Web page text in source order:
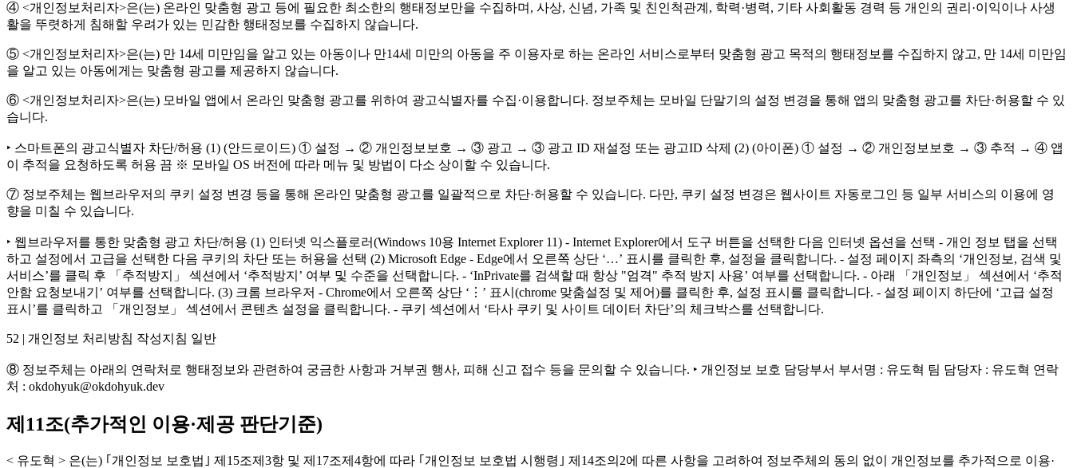
④ <개인정보처리자>은(는) 온라인 맞춤형 광고 등에 필요한 최소한의 행태정보만을 수집하며, 사상, 신념, 가족 및 친인척관계, 학력·병력, 기타 사회활동 경력 등 개인의 권리·이익이나 사생
활을 뚜렷하게 침해할 우려가 있는 민감한 행태정보를 수집하지 않습니다.
⑤ <개인정보처리자>은(는) 만 14세 미만임을 알고 있는 아동이나 만14세 미만의 아동을 주 이용자로 하는 온라인 서비스로부터 맞춤형 광고 목적의 행태정보를 수집하지 않고, 만 14세 미만임
을 알고 있는 아동에게는 맞춤형 광고를 제공하지 않습니다.
⑥ <개인정보처리자>은(는) 모바일 앱에서 온라인 맞춤형 광고를 위하여 광고식별자를 수집·이용합니다. 정보주체는 모바일 단말기의 설정 변경을 통해 앱의 맞춤형 광고를 차단·허용할 수 있
습니다.
‣ 스마트폰의 광고식별자 차단/허용 (1) (안드로이드) ① 설정 → ② 개인정보보호 → ③ 광고 → ③ 광고 ID 재설정 또는 광고ID 삭제 (2) (아이폰) ① 설정 → ② 개인정보보호 → ③ 추적 → ④ 앱
이 추적을 요청하도록 허용 끔 ※ 모바일 OS 버전에 따라 메뉴 및 방법이 다소 상이할 수 있습니다.
⑦ 정보주체는 웹브라우저의 쿠키 설정 변경 등을 통해 온라인 맞춤형 광고를 일괄적으로 차단·허용할 수 있습니다. 다만, 쿠키 설정 변경은 웹사이트 자동로그인 등 일부 서비스의 이용에 영
향을 미칠 수 있습니다.
‣ 웹브라우저를 통한 맞춤형 광고 차단/허용 (1) 인터넷 익스플로러(Windows 10용 Internet Explorer 11) - Internet Explorer에서 도구 버튼을 선택한 다음 인터넷 옵션을 선택 - 개인 정보 탭을 선택
하고 설정에서 고급을 선택한 다음 쿠키의 차단 또는 허용을 선택 (2) Microsoft Edge - Edge에서 오른쪽 상단 ‘…’ 표시를 클릭한 후, 설정을 클릭합니다. - 설정 페이지 좌측의 ‘개인정보, 검색 및
서비스’를 클릭 후 「추적방지」 섹션에서 ‘추적방지’ 여부 및 수준을 선택합니다. - ‘InPrivate를 검색할 때 항상 "엄격" 추적 방지 사용’ 여부를 선택합니다. - 아래 「개인정보」 섹션에서 ‘추적
안함 요청보내기’ 여부를 선택합니다. (3) 크롬 브라우저 - Chrome에서 오른쪽 상단 ‘⋮’ 표시(chrome 맞춤설정 및 제어)를 클릭한 후, 설정 표시를 클릭합니다. - 설정 페이지 하단에 ‘고급 설정
표시’를 클릭하고 「개인정보」 섹션에서 콘텐츠 설정을 클릭합니다. - 쿠키 섹션에서 ‘타사 쿠키 및 사이트 데이터 차단’의 체크박스를 선택합니다.
52 | 개인정보 처리방침 작성지침 일반
⑧ 정보주체는 아래의 연락처로 행태정보와 관련하여 궁금한 사항과 거부권 행사, 피해 신고 접수 등을 문의할 수 있습니다. ‣ 개인정보 보호 담당부서 부서명 : 유도혁 팀 담당자 : 유도혁 연락
처 : okdohyuk@okdohyuk.dev
제11조(추가적인 이용·제공 판단기준)
< 유도혁 > 은(는) ｢개인정보 보호법｣ 제15조제3항 및 제17조제4항에 따라 ｢개인정보 보호법 시행령｣ 제14조의2에 따른 사항을 고려하여 정보주체의 동의 없이 개인정보를 추가적으로 이용·